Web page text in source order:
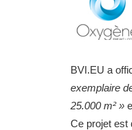
BVI.EU a
exemplaire
25.000 m² »
Ce projet est